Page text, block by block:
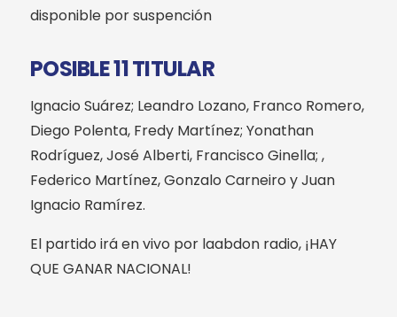
disponible por suspención
POSIBLE 11 TITULAR
Ignacio Suárez; Leandro Lozano, Franco Romero,
Diego Polenta, Fredy Martínez; Yonathan
Rodríguez, José Alberti, Francisco Ginella; ,
Federico Martínez, Gonzalo Carneiro y Juan
Ignacio Ramírez.
El partido irá en vivo por laabdon radio, ¡HAY
QUE GANAR NACIONAL!